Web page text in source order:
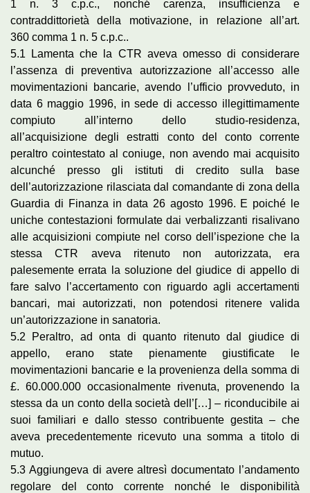
1 n. 3 c.p.c., nonché carenza, insufficienza e
contraddittorietà della motivazione, in relazione all’art.
360 comma 1 n. 5 c.p.c..
5.1 Lamenta che la CTR aveva omesso di considerare
l’assenza di preventiva autorizzazione all’accesso alle
movimentazioni bancarie, avendo l’ufficio provveduto, in
data 6 maggio 1996, in sede di accesso illegittimamente
compiuto all’interno dello studio-residenza,
all’acquisizione degli estratti conto del conto corrente
peraltro cointestato al coniuge, non avendo mai acquisito
alcunché presso gli istituti di credito sulla base
dell’autorizzazione rilasciata dal comandante di zona della
Guardia di Finanza in data 26 agosto 1996. E poiché le
uniche contestazioni formulate dai verbalizzanti risalivano
alle acquisizioni compiute nel corso dell’ispezione che la
stessa CTR aveva ritenuto non autorizzata, era
palesemente errata la soluzione del giudice di appello di
fare salvo l’accertamento con riguardo agli accertamenti
bancari, mai autorizzati, non potendosi ritenere valida
un’autorizzazione in sanatoria.
5.2 Peraltro, ad onta di quanto ritenuto dal giudice di
appello, erano state pienamente giustificate le
movimentazioni bancarie e la provenienza della somma di
£. 60.000.000 occasionalmente rivenuta, provenendo la
stessa da un conto della società dell’[…] – riconducibile ai
suoi familiari e dallo stesso contribuente gestita – che
aveva precedentemente ricevuto una somma a titolo di
mutuo.
5.3 Aggiungeva di avere altresì documentato l’andamento
regolare del conto corrente nonché le disponibilità